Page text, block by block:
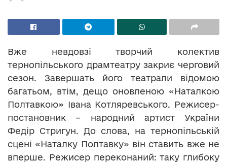
Вже невдовзі творчий колектив
тернопільського драмтеатру закриє черговий
сезон. Завершать його театрали відомою
багатьом, втім, дещо оновленою «Наталкою
Полтавкою» Івана Котляревського. Режисер-
постановник – народний артист України
Федір Стригун. До слова, на тернопільській
сцені «Наталку Полтавку» він ставить вже не
вперше. Режисер переконаний: таку глибоку